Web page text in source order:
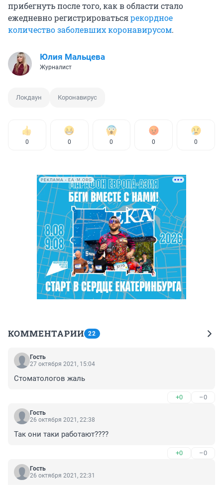
прибегнуть после того, как в области стало
ежедневно регистрироватьсярекордное
количество заболевших коронавирусом.
Юлия Мальцева
Журналист
Локдаун Коронавирус
0 0 0 0 0
РЕКЛАМА • EA-M.ORG
КОММЕНТАРИИ 22
Гость
27 октября 2021, 15:04
Стоматологов жаль
+0 –0
Гость
26 октября 2021, 22:38
Так они таки работают????
+0 –0
Гость
26 октября 2021, 22:31